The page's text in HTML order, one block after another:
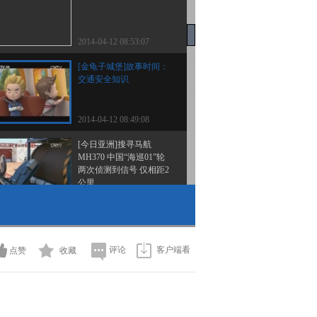
2014-04-12 08:53:07
[金龟子城堡]故事时间：
交通安全知识
2014-04-12 08:49:08
[今日亚洲]搜寻马航
MH370 中国“海巡01”轮
两次侦测到信号 仅相距2
公里
2014-04-05 14:13:11
点赞 收藏 评论 客户端看